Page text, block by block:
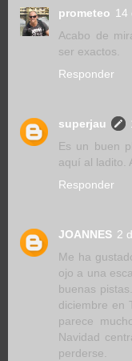
prometeo 14
Acabo de
ser exactos.
Responder
superjau
Es un buen
aquí al ladito.
Responder
JOANNES 2
Me ha
ojo a una
buenas
diciembre en
parece
Navidad
perderse.